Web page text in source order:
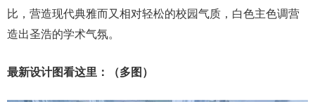
比，营造现代典雅而又相对轻松的校园气质，白色主色调营
造出圣浩的学术气氛。
最新设计图看这里：（多图）